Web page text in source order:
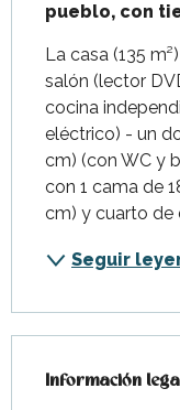
pueblo, con
La casa (135
salón (lector
cocina
eléctrico) - un
cm) (con WC y
con 1 cama de
cm) y cuarto de
Seguir
Información
Información